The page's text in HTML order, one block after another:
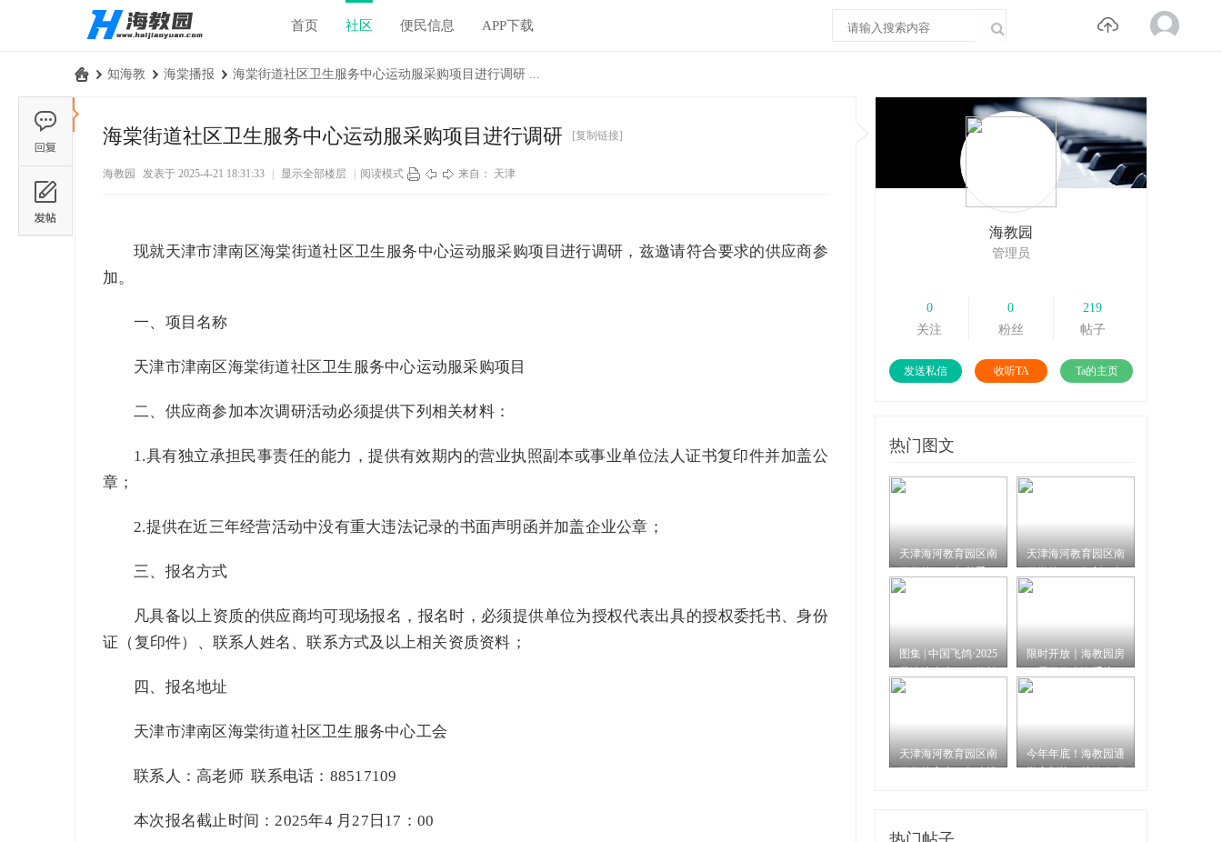
首页 社区 便民信息 APP下载
› 知海教 › 海棠播报 › 海棠街道社区卫生服务中心运动服采购项目进行调研 ...
海棠街道社区卫生服务中心运动服采购项目进行调研 [复制链接]
海教园 发表于 2025-4-21 18:31:33 显示全部楼层 阅读模式 来自： 天津
现就天津市津南区海棠街道社区卫生服务中心运动服采购项目进行调研，兹邀请符合要求的供应商参
加。
一、 项目名称
天津市津南区海棠街道社区卫生服务中心运动服采购项目
二、供应商参加本次调研活动必须提供下列相关材料：
1.具有独立承担民事责任的能力，提供有效期内的营业执照副本或事业单位法人证书复印件并加盖公
章；
2.提供在近三年经营活动中没有重大违法记录的书面声明函并加盖企业公章；
三、报名方式
凡具备以上资质的供应商均可现场报名，报名时，必须提供单位为授权代表出具的授权委托书、身份
证（复印件）、联系人姓名、联系方式及以上相关资质资料；
四、 报名地址
天津市津南区海棠街道社区卫生服务中心工会
联系人：高老师 联系电话：88517109
本次报名截止时间：2025年4 月27日17：00
海教园
管理员
0
关注
0
粉丝
219
帖子
发送私信 收听TA Ta的主页
热门图文
天津海河教育园区南
天津海河教育园区南
图集 | 中国飞鸽·2025
限时开放｜海教园房
天津海河教育园区南
今年年底！海教园通